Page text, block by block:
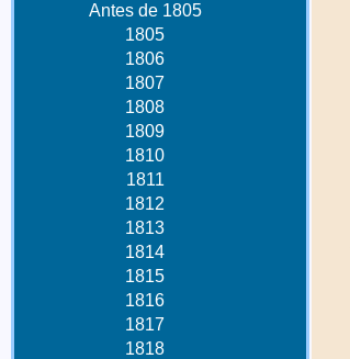
Antes de 1805
1805
1806
1807
1808
1809
1810
1811
1812
1813
1814
1815
1816
1817
1818